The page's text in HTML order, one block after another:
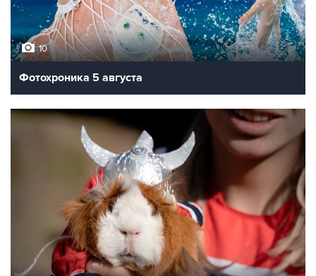
10
Фотохроника 5 августа